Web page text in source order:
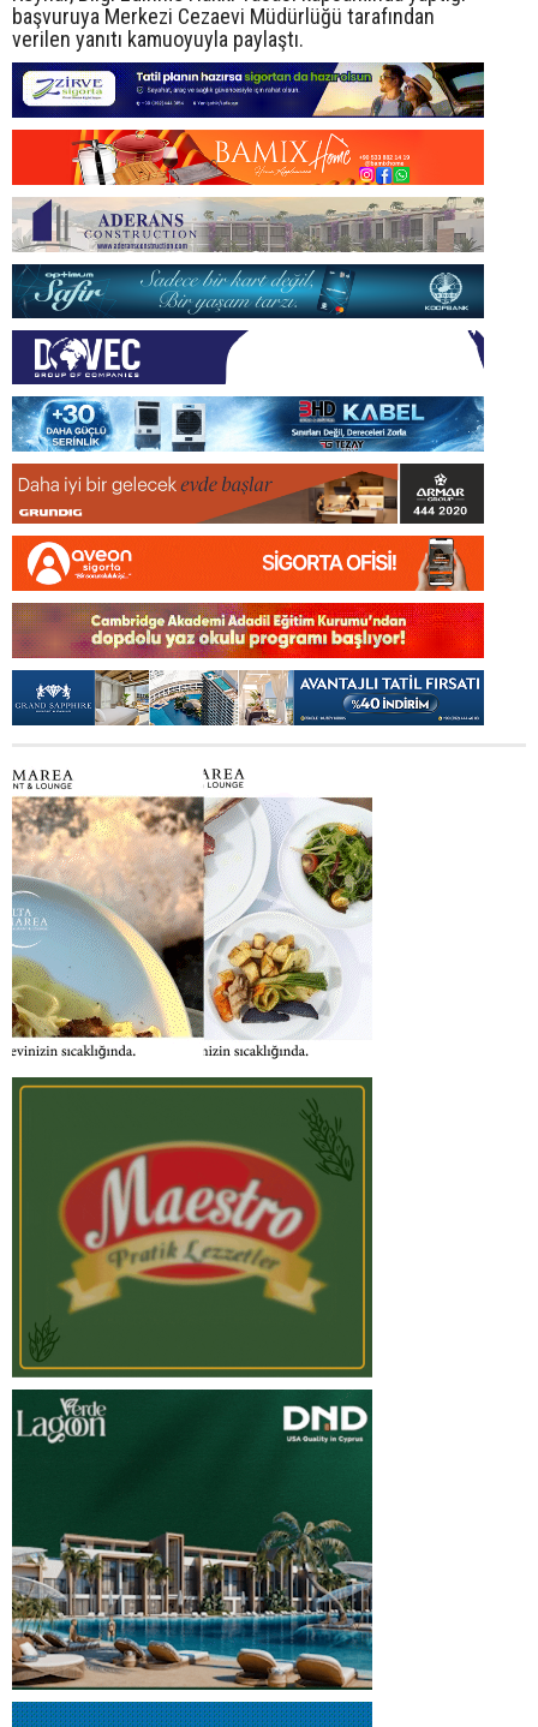
başvuruya Merkezi Cezaevi Müdürlüğü tarafından
verilen yanıtı kamuoyuyla paylaştı.